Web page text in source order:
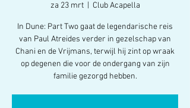
za 23 mrt
  |
Club Acapella
In Dune: Part Two gaat de legendarische reis
van Paul Atreides verder in gezelschap van
Chani en de Vrijmans, terwijl hij zint op wraak
op degenen die voor de ondergang van zijn
familie gezorgd hebben.